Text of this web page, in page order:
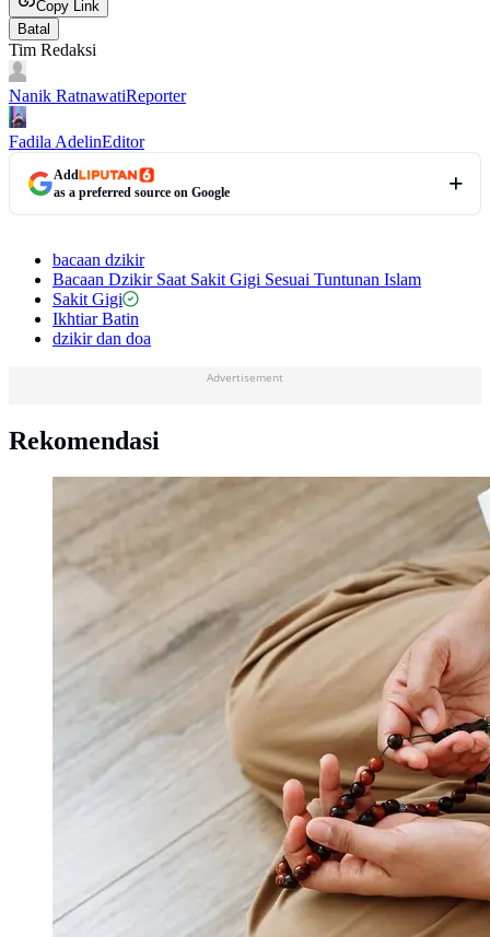
Copy Link
Batal
Tim Redaksi
Nanik RatnawatiReporter
Fadila AdelinEditor
Add
as a preferred source on Google
bacaan dzikir
Bacaan Dzikir Saat Sakit Gigi Sesuai Tuntunan Islam
Sakit Gigi
Ikhtiar Batin
dzikir dan doa
Advertisement
Rekomendasi